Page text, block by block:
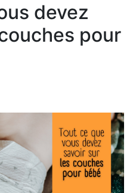
devez
pour